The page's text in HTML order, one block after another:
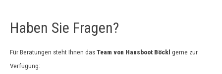
Haben Sie Fragen?
Für Beratungen steht Ihnen das Team von Hausboot Böckl gerne zur
Verfügung: